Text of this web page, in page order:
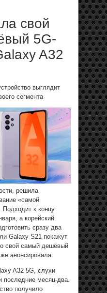
свой
5G-
A32
выглядит
сегмента
решила
«самой
Подходит к концу
а корейский
сразу два
Galaxy S21 покажут
свой самый дешёвый
анонсировала.
A32 5G, слухи
последние месяц-два.
получило